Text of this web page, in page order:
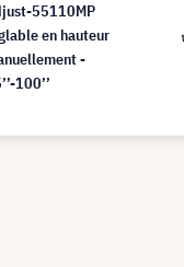
55110MP
en hauteur
-
100’’